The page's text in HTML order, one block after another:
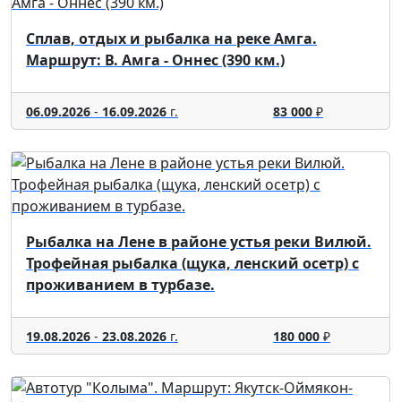
Сплав, отдых и рыбалка на реке Амга.
Маршрут: В. Амга - Оннес (390 км.)
06.09.2026 - 16.09.2026 г. 83 000₽
Рыбалка на Лене в районе устья реки Вилюй.
Трофейная рыбалка (щука, ленский осетр) с
проживанием в турбазе.
19.08.2026 - 23.08.2026 г. 180 000₽